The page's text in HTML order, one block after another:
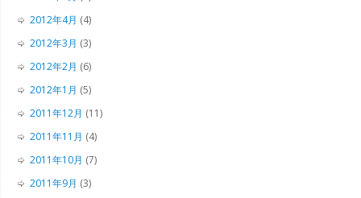
2012年4月 (4)
2012年3月 (3)
2012年2月 (6)
2012年1月 (5)
2011年12月 (11)
2011年11月 (4)
2011年10月 (7)
2011年9月 (3)